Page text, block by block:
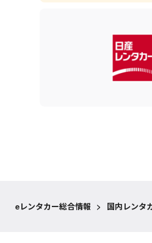
eレンタカー総合情報 > 国内レンタ